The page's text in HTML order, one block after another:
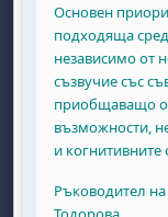
Основен
подходяща
независимо от
съзвучие със
приобщаващо
възможности,
и
Ръководител